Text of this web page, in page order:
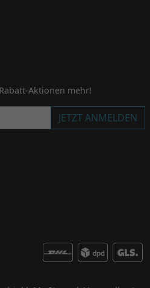
Aktionen mehr!
JETZT ANMELDEN